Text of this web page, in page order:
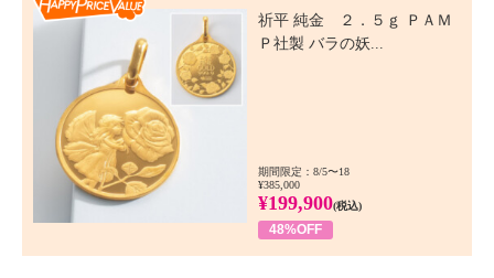
祈平 純金 ２．５ｇ ＰＡＭ
Ｐ社製 バラの妖...
期間限定：8/5〜18
¥385,000
¥199,900(税込)
48%OFF